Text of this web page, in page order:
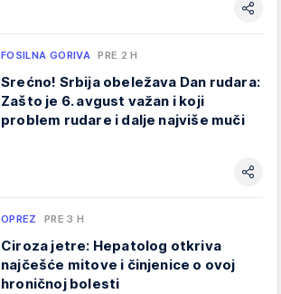
FOSILNA GORIVA PRE 2 H
Srećno! Srbija obeležava Dan rudara:
Zašto je 6. avgust važan i koji
problem rudare i dalje najviše muči
OPREZ PRE 3 H
Ciroza jetre: Hepatolog otkriva
najčešće mitove i činjenice o ovoj
hroničnoj bolesti